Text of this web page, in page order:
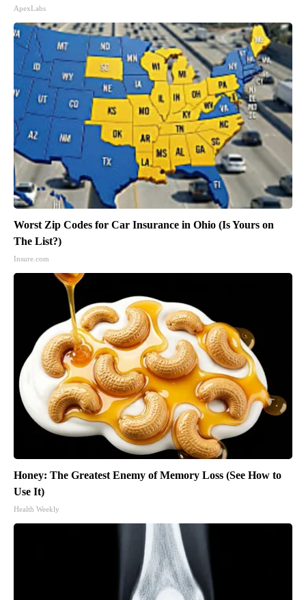
ApexLabs
Worst Zip Codes for Car Insurance in Ohio (Is Yours on
The List?)
Insure.com
Honey: The Greatest Enemy of Memory Loss (See How to
Use It)
Health Weekly